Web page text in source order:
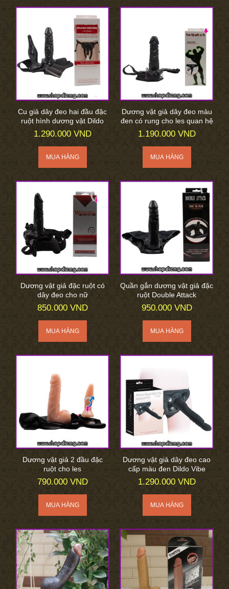
Cu giả dây đeo hai đầu đặc
ruột hình dương vật Dildo
1.290.000 VND
Dương vật giả dây đeo màu
đen có rung cho les quan hệ
1.190.000 VND
Dương vật giả đặc ruột có
dây đeo cho nữ
850.000 VND
Quần gắn dương vật giả đặc
ruột Double Attack
950.000 VND
Dương vật giả 2 đầu đặc
ruột cho les
790.000 VND
Dương vật giả dây đeo cao
cấp màu đen Dildo Vibe
1.290.000 VND